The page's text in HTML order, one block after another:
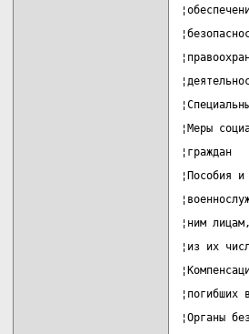
¦Меры
¦ним
¦из их
¦Органы